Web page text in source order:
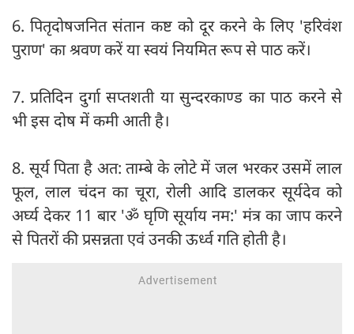
6. पितृदोषजनित संतान कष्ट को दूर करने के लिए 'हरिवंश
पुराण' का श्रवण करें या स्वयं नियमित रूप से पाठ करें।
7. प्रतिदिन दुर्गा सप्तशती या सुन्दरकाण्ड का पाठ करने से
भी इस दोष में कमी आती है।
8. सूर्य पिता है अत: ताम्बे के लोटे में जल भरकर उसमें लाल
फूल, लाल चंदन का चूरा, रोली आदि डालकर सूर्यदेव को
अर्घ्य देकर 11 बार 'ॐ घृणि सूर्याय नम:' मंत्र का जाप करने
से पितरों की प्रसन्नता एवं उनकी ऊर्ध्व गति होती है।